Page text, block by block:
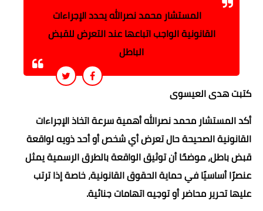
المستشار محمد نصرالله يحدد الإجراءات
القانونية الواجب اتباعها عند التعرض للقبض
الباطل
كتبت هدى العيسوى
أكد المستشار محمد نصرالله أهمية سرعة اتخاذ الإجراءات
القانونية الصحيحة حال تعرض أي شخص أو أحد ذويه لواقعة
قبض باطل، موضحًا أن توثيق الواقعة بالطرق الرسمية يمثل
عنصرًا أساسيًا في حماية الحقوق القانونية، خاصة إذا ترتب
عليها تحرير محاضر أو توجيه اتهامات جنائية.